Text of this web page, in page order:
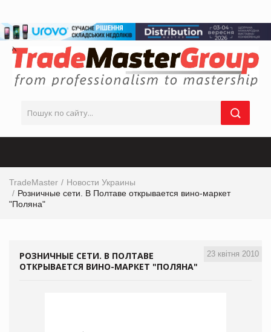
TradeMaster
Новости Украины
Розничные сети. В Полтаве открывается вино-маркет
"Поляна"
23 квітня 2010
РОЗНИЧНЫЕ СЕТИ. В ПОЛТАВЕ
ОТКРЫВАЕТСЯ ВИНО-МАРКЕТ "ПОЛЯНА"